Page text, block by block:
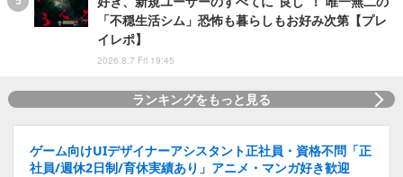
「不穏生活シム」恐怖も暮らしもお好み次第【プレ
イレポ】
2026.8.7 Fri 19:45
ランキングをもっと見る
ゲーム向けUIデザイナーアシスタント正社員・資格不問「正
社員/週休2日制/育休実績あり」アニメ・マンガ好き歓迎